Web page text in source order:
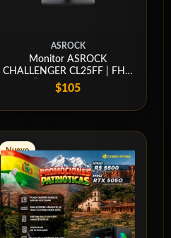
ASROCK
Monitor ASROCK
CHALLENGER CL25FF | FHD
25”, IPS, 100Hz, 1ms
$105
Nuevo